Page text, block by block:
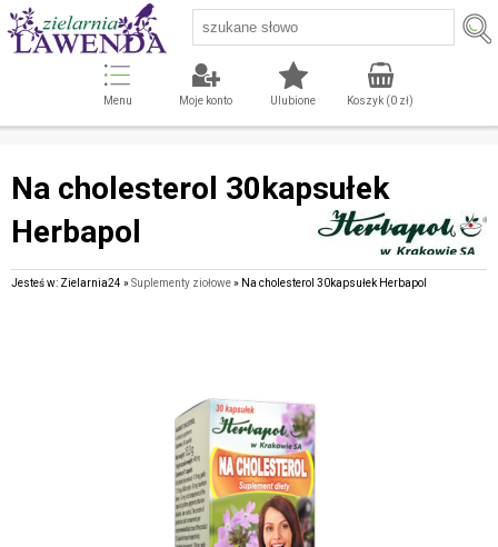
Menu Moje konto Ulubione Koszyk (0zł)
Na cholesterol 30kapsułek
Herbapol
Jesteś w: Zielarnia24 »Suplementy ziołowe» Na cholesterol 30kapsułek Herbapol